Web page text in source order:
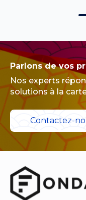
Parlons de vos
Nos experts
solutions à la
Contactez-